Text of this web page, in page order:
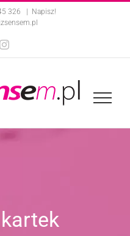
326
Napisz!
Instagram